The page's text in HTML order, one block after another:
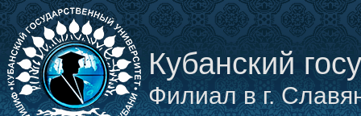
Кубанский
Филиал в г.